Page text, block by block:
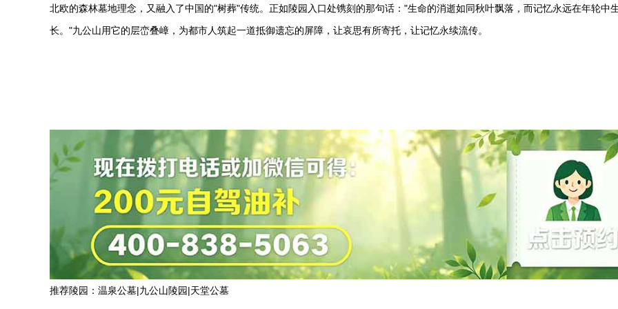
北欧的森林墓地理念，又融入了中国的"树葬"传统。正如陵园入口处镌刻的那句话："生命的消逝如同秋叶飘落，而记忆永远在年轮中
长。"九公山用它的层峦叠嶂，为都市人筑起一道抵御遗忘的屏障，让哀思有所寄托，让记忆永续流传。
推荐陵园： 温泉公墓|九公山陵园|天堂公墓